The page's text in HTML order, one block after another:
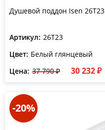
Душевой поддон Isen 26T23
Артикул: 26T23
Цвет: Белый глянцевый
Цена: 37 790 ₽ 30 232 ₽
-20%